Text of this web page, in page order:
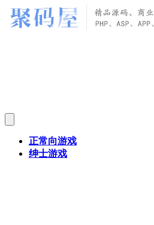
正常向游戏
绅士游戏